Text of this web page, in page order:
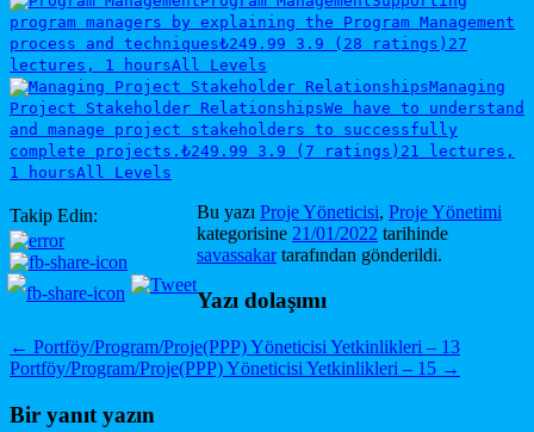
program managers by explaining the Program Management
process and techniques₺249.99 3.9 (28 ratings) 27
lectures, 1 hoursAll Levels
Managing
Project Stakeholder RelationshipsWe have to understand
and manage project stakeholders to successfully
complete projects. ₺249.99 3.9 (7 ratings) 21 lectures,
1 hoursAll Levels
Takip Edin: Bu yazı Proje Yöneticisi, Proje Yönetimi
kategorisine 21/01/2022 tarihinde
savassakartarafından gönderildi.
Yazı dolaşımı
← Portföy/Program/Proje(PPP) Yöneticisi Yetkinlikleri – 13
Portföy/Program/Proje(PPP) Yöneticisi Yetkinlikleri – 15 →
Bir yanıt yazın